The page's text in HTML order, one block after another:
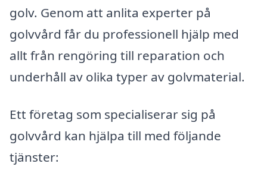
golv. Genom att anlita experter på
golvvård får du professionell hjälp med
allt från rengöring till reparation och
underhåll av olika typer av golvmaterial.
Ett företag som specialiserar sig på
golvvård kan hjälpa till med följande
tjänster: